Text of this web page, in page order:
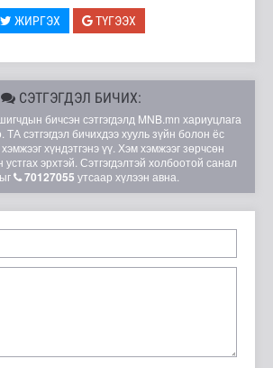
ЖИРГЭХ ТҮГЭЭХ
СЭТГЭГДЭЛ БИЧИХ:
бичсэн сэтгэгдэлд MNB.mn хариуцлага
ТА сэтгэгдэл бичихдээ хууль зүйн болон ёс
хүндэтгэнэ үү. Хэм хэмжээг зөрчсөн
устгах эрхтэй. Сэтгэгдэлтэй холбоотой санал
70127055 утсаар хүлээн авна.